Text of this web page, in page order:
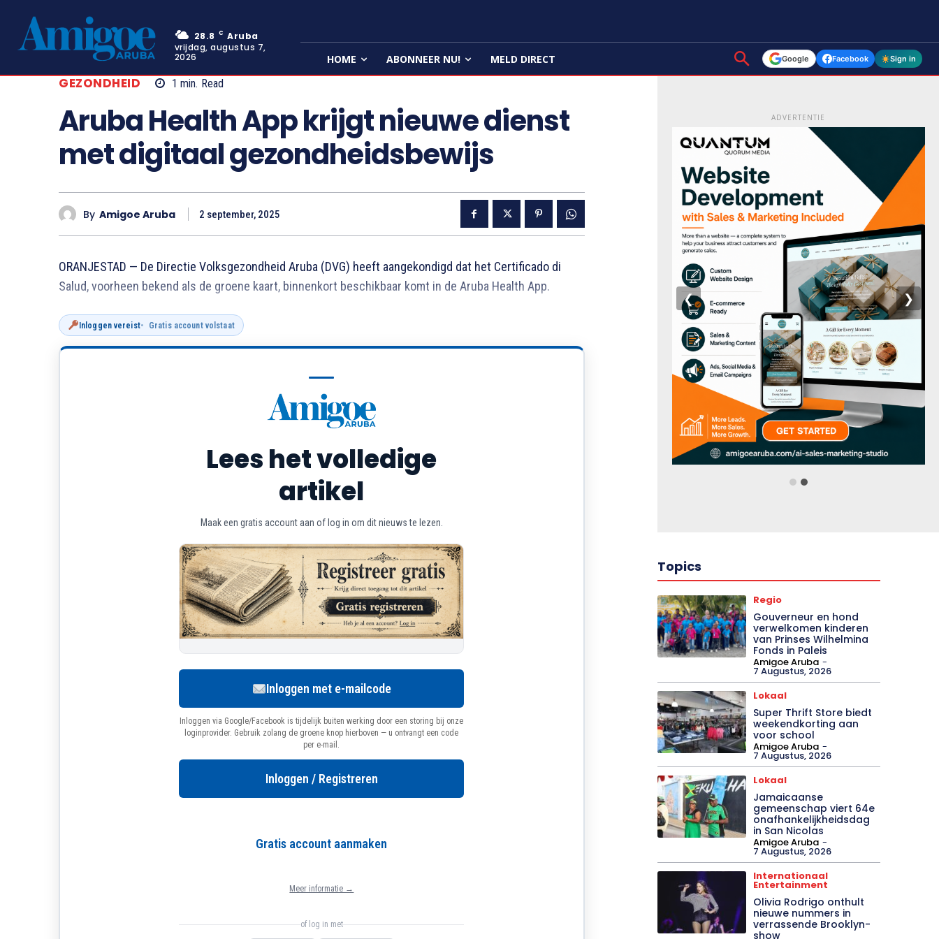
28.8 C Aruba
vrijdag, augustus 7,
2026
HOME ABONNEER NU! MELD DIRECT Google Facebook Sign in
GEZONDHEID 1 min. Read
Aruba Health App krijgt nieuwe dienst
met digitaal gezondheidsbewijs
By Amigoe Aruba 2 september, 2025
ORANJESTAD — De Directie Volksgezondheid Aruba (DVG) heeft aangekondigd dat het Certificado di
Salud, voorheen bekend als de groene kaart, binnenkort beschikbaar komt in de Aruba Health App.
Inloggen vereist Gratis account volstaat
Lees het volledige
artikel
Maak een gratis account aan of log in om dit nieuws te lezen.
Inloggen met e-mailcode
Inloggen via Google/Facebook is tijdelijk buiten werking door een storing bij onze
loginprovider. Gebruik zolang de groene knop hierboven — u ontvangt een code
per e-mail.
Inloggen / Registreren
Gratis account aanmaken
Meer informatie →
of log in met
ADVERTENTIE
❮ ❯
Topics
Regio
Gouverneur en hond
verwelkomen kinderen
van Prinses Wilhelmina
Fonds in Paleis
Amigoe Aruba -
7 Augustus, 2026
Lokaal
Super Thrift Store biedt
weekendkorting aan
voor school
Amigoe Aruba -
7 Augustus, 2026
Lokaal
Jamaicaanse
gemeenschap viert 64e
onafhankelijkheidsdag
in San Nicolas
Amigoe Aruba -
7 Augustus, 2026
Internationaal
Entertainment
Olivia Rodrigo onthult
nieuwe nummers in
verrassende Brooklyn-
show